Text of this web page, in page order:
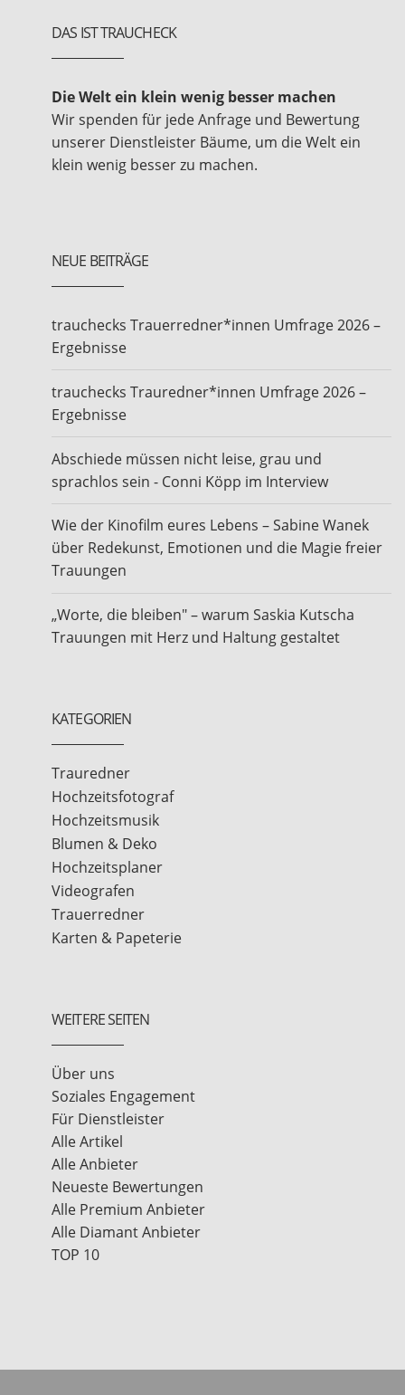
DAS IST TRAUCHECK
Die Welt ein klein wenig besser machen
Wir spenden für jede Anfrage und Bewertung
unserer Dienstleister Bäume, um die Welt ein
klein wenig besser zu machen.
NEUE BEITRÄGE
trauchecks Trauerredner*innen Umfrage 2026 –
Ergebnisse
trauchecks Trauredner*innen Umfrage 2026 –
Ergebnisse
Abschiede müssen nicht leise, grau und
sprachlos sein - Conni Köpp im Interview
Wie der Kinofilm eures Lebens – Sabine Wanek
über Redekunst, Emotionen und die Magie freier
Trauungen
„Worte, die bleiben" – warum Saskia Kutscha
Trauungen mit Herz und Haltung gestaltet
KATEGORIEN
Trauredner
Hochzeitsfotograf
Hochzeitsmusik
Blumen & Deko
Hochzeitsplaner
Videografen
Trauerredner
Karten & Papeterie
WEITERE SEITEN
Über uns
Soziales Engagement
Für Dienstleister
Alle Artikel
Alle Anbieter
Neueste Bewertungen
Alle Premium Anbieter
Alle Diamant Anbieter
TOP 10